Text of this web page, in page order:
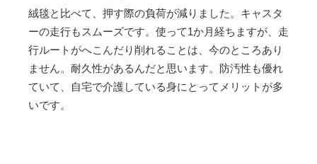
絨毯と比べて、押す際の負荷が減りました。キャスタ
ーの走行もスムーズです。使って1か月経ちますが、走
行ルートがへこんだり削れることは、今のところあり
ません。耐久性があるんだと思います。防汚性も優れ
ていて、自宅で介護している身にとってメリットが多
いです。